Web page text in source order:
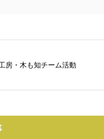
房・木も知チーム活動